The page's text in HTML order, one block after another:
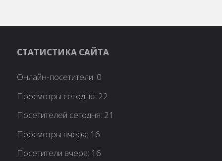
СТАТИСТИКА САЙТА
Онлайн-посетители: 0
Просмотры сегодня: 22
Посетителей сегодня: 21
Просмотры вчера: 16
Посетители вчера: 16